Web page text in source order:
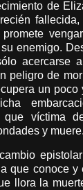
de
fallecida,
enemigo.
acercarse
peligro de
un poco
víctima
y muere.
que conoce y
llora la